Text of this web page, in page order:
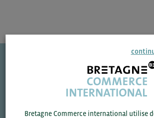
Une question ?
VOS CONTACTS
Bretagne Commerce international utilise